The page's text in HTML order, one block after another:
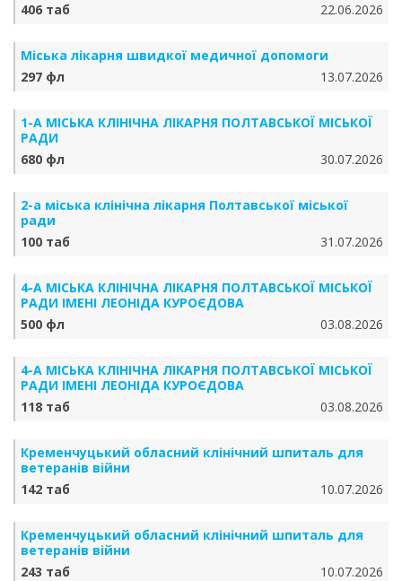
406 таб
22.06.2026
Міська лікарня швидкої медичної допомоги
297 фл
13.07.2026
1-А МІСЬКА КЛІНІЧНА ЛІКАРНЯ ПОЛТАВСЬКОЇ МІСЬКОЇ
РАДИ
680 фл
30.07.2026
2-а міська клінічна лікарня Полтавської міської
ради
100 таб
31.07.2026
4-А МІСЬКА КЛІНІЧНА ЛІКАРНЯ ПОЛТАВСЬКОЇ МІСЬКОЇ
РАДИ ІМЕНІ ЛЕОНІДА КУРОЄДОВА
500 фл
03.08.2026
4-А МІСЬКА КЛІНІЧНА ЛІКАРНЯ ПОЛТАВСЬКОЇ МІСЬКОЇ
РАДИ ІМЕНІ ЛЕОНІДА КУРОЄДОВА
118 таб
03.08.2026
Кременчуцький обласний клінічний шпиталь для
ветеранів війни
142 таб
10.07.2026
Кременчуцький обласний клінічний шпиталь для
ветеранів війни
243 таб
10.07.2026